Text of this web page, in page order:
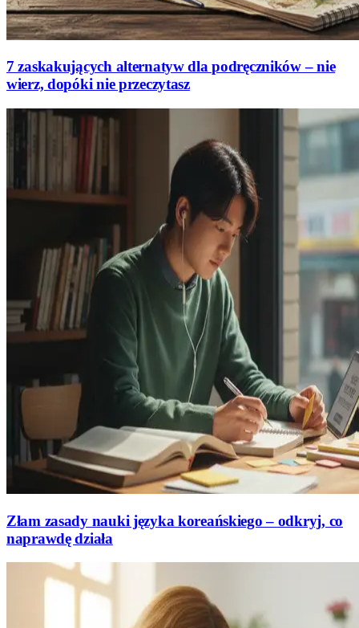
7 zaskakujących alternatyw dla podręczników – nie
wierz, dopóki nie przeczytasz
Złam zasady nauki języka koreańskiego – odkryj, co
naprawdę działa